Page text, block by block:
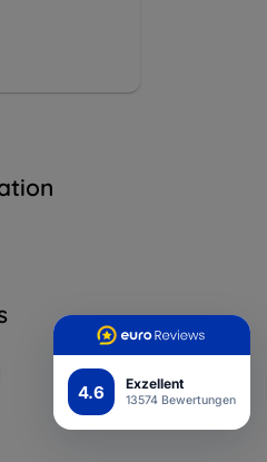
4.6 Exzellent
13574 Bewertungen